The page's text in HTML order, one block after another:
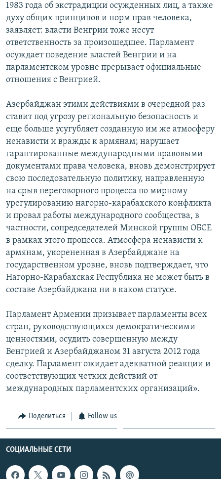
1983 года об экстрадиции осужденных лиц, а также
духу общих принципов и норм прав человека,
заявляет: власти Венгрии тоже несут
ответственность за произошедшее. Парламент
осуждает поведение властей Венгрии и на
парламентском уровне прерывает официальные
отношения с Венгрией.
Азербайджан этими действиями в очередной раз
ставит под угрозу региональную безопасность и
еще больше усугубляет созданную им же атмосферу
ненависти и вражды к армянам; нарушает
гарантированные международными правовыми
документами права человека, вновь демонстрирует
свою последовательную политику, направленную
на срыв переговорного процесса по мирному
урегулированию нагорно-карабахского конфликта
и провал работы международного сообщества, в
частности, сопредседателей Минской группы ОБСЕ
в рамках этого процесса. Атмосфера ненависти к
армянам, укорененная в Азербайджане на
государственном уровне, вновь подтверждает, что
Нагорно-Карабахская Республика не может быть в
составе Азербайджана ни в каком статусе.
Парламент Армении призывает парламенты всех
стран, руководствующихся демократическими
ценностями, осудить совершенную между
Венгрией и Азербайджаном 31 августа 2012 года
сделку. Парламент ожидает адекватной реакции и
соответствующих четких действий от
международных парламентских организаций».
Поделиться Follow us
СОЦИАЛЬНЫЕ СЕТИ